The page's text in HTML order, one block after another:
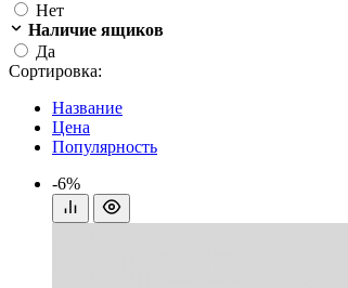
Нет
Наличие ящиков
Да
Сортировка:
Название
Цена
Популярность
-6%